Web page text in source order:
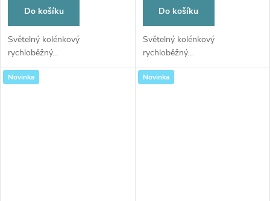
Do košíku
Světelný kolénkový
rychloběžný...
Do košíku
Světelný kolénkový
rychloběžný...
Novinka Novinka